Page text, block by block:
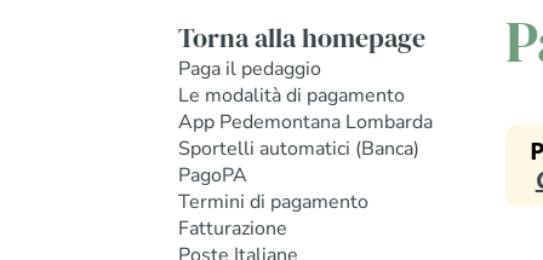
Torna alla homepage
Paga il pedaggio
Le modalità di pagamento
App Pedemontana Lombarda
Sportelli automatici (Banca)
PagoPA
Termini di pagamento
Fatturazione